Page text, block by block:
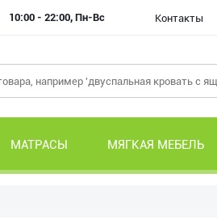
10:00 - 22:00, Пн-Вс Контакты
МАТРАСЫ МЯГКАЯ МЕБЕЛЬ